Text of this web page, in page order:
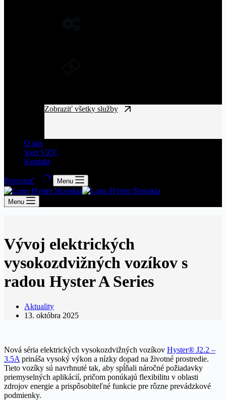
Zobraziť všetky služby
O nás
Svet VZV
Kontakt
Porovnať Menu
Menu
Vývoj elektrických
vysokozdvižných vozíkov s
radou Hyster A Series
Aktuality
13. októbra 2025
Nová séria elektrických vysokozdvižných vozíkov Hyster® J2.2 –
3.5A prináša vysoký výkon a nízky dopad na životné prostredie.
Tieto vozíky sú navrhnuté tak, aby spĺňali náročné požiadavky
priemyselných aplikácií, pričom ponúkajú flexibilitu v oblasti
zdrojov energie a prispôsobiteľné funkcie pre rôzne prevádzkové
podmienky.